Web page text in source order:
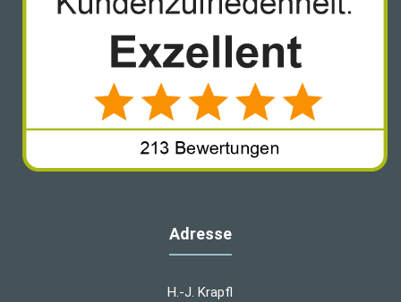
Adresse
H.-J. Krapfl